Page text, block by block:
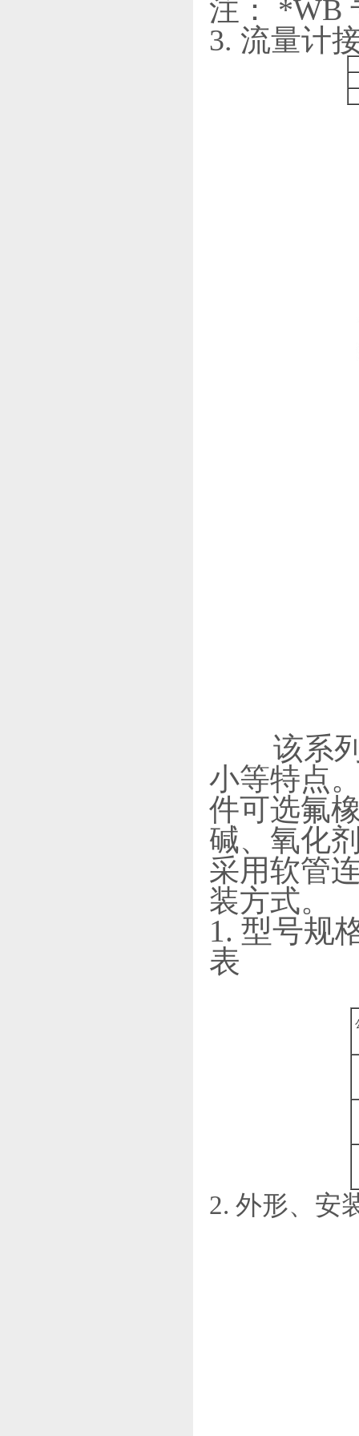
注： *WB
3. 流量计
该系列
小等特点
件可选氟
碱、氧化
采用软管
装方式。
1. 型号规
表
2. 外形、安